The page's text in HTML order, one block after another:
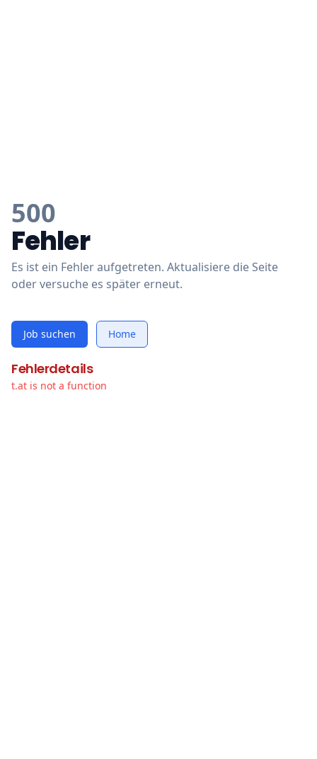
500
Fehler
Es ist ein Fehler aufgetreten. Aktualisiere die Seite
oder versuche es später erneut.
Job suchen Home
Fehlerdetails
t.at is not a function